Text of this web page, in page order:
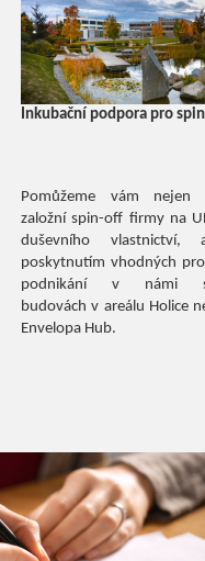
Inkubační podpora pro
Pomůžeme vám nejen
založní spin-off firmy na
duševního
poskytnutím vhodných
podnikání v námi
budovách v areálu Holice
Envelopa Hub.